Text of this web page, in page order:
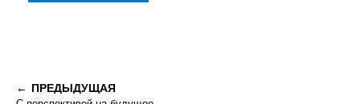
ПРЕДЫДУЩАЯ